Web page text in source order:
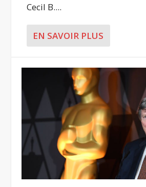
Cecil B....
EN SAVOIR PLUS